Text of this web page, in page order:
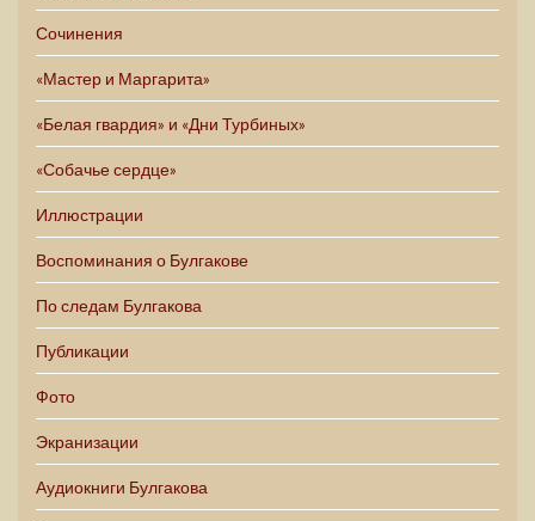
Сочинения
«Мастер и Маргарита»
«Белая гвардия» и «Дни Турбиных»
«Собачье сердце»
Иллюстрации
Воспоминания о Булгакове
По следам Булгакова
Публикации
Фото
Экранизации
Аудиокниги Булгакова